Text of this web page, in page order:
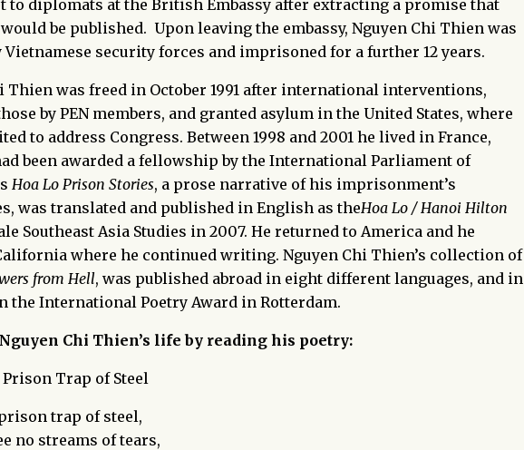
to diplomats at the British Embassy after extracting a promise that
be published. Upon leaving the embassy, Nguyen Chi Thien was
Vietnamese security forces and imprisoned for a further 12 years.
Thien was freed in October 1991 after international interventions,
by PEN members, and granted asylum in the United States, where
to address Congress. Between 1998 and 2001 he lived in France,
been awarded a fellowship by the International Parliament of
Hoa Lo Prison Stories, a prose narrative of his imprisonment’s
was translated and published in English as theHoa Lo / Hanoi Hilton
Southeast Asia Studies in 2007. He returned to America and he
where he continued writing. Nguyen Chi Thien’s collection of
from Hell, was published abroad in eight different languages, and in
the International Poetry Award in Rotterdam.
Chi Thien’s life by reading his poetry:
Trap of Steel
trap of steel,
no streams of tears,